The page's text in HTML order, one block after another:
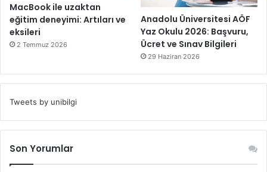
MacBook ile uzaktan
eğitim deneyimi: Artıları ve
eksileri
2 Temmuz 2026
Anadolu Üniversitesi AÖF
Yaz Okulu 2026: Başvuru,
Ücret ve Sınav Bilgileri
29 Haziran 2026
Tweets by unibilgi
Son Yorumlar